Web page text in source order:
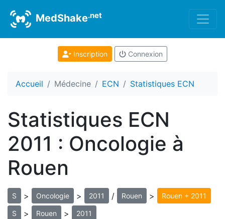
MedShake.net
Inscription Connexion
Accueil Médecine ECN Statistiques ECN
Statistiques ECN
2011 : Oncologie à
Rouen
S > Oncologie > 2011 / Rouen > Rouen + 2011
S > Rouen > 2011